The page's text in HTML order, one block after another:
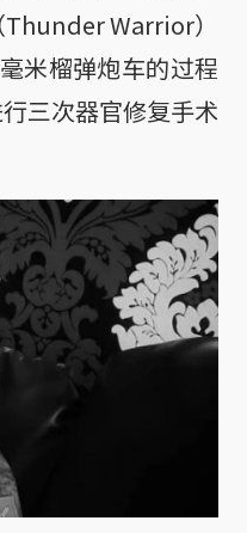
Warrior）
米榴弹炮车的过程
三次器官修复手术